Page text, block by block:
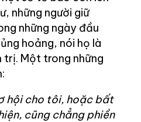
những người giữ
những ngày đầu
hoảng, nói họ là
trị. Một trong những
hội cho tôi, hoặc bất
cũng chẳng phiền